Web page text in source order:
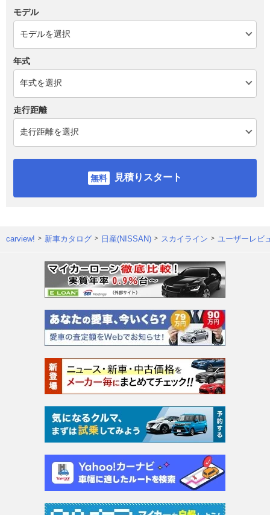
モデル
年式
走行距離
見積りスタート
carview! 新車カタログ 日産(NISSAN) スカイライン ユーザーレビ